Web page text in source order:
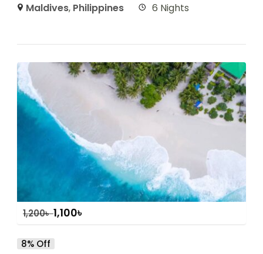
Maldives, Philippines 6 Nights
1,200৳1,100৳
8% Off